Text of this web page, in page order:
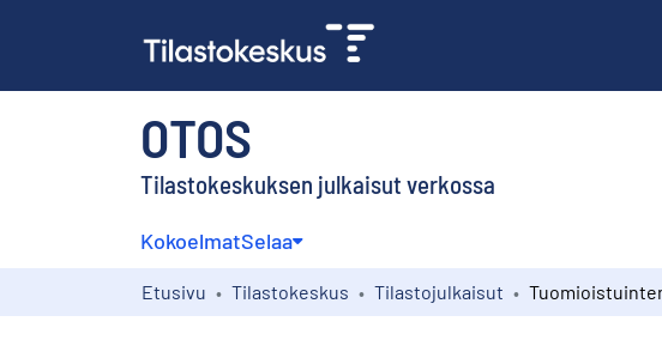
OTOS
Tilastokeskuksen julkaisut verkossa
KokoelmatSelaa
Etusivu Tilastokeskus Tilastojulkaisut